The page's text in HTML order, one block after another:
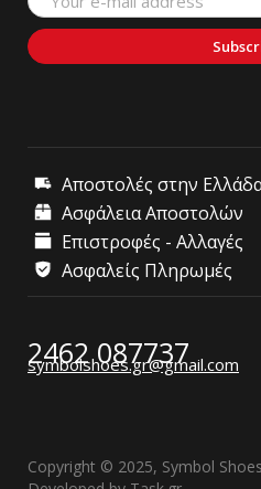
Αποστολές στην
Ασφάλεια Αποστολών
Επιστροφές - Αλλαγές
Ασφαλείς Πληρωμές
2462 087737
symbolshoes.gr@gmail.com
Copyright © 2025, Symbol